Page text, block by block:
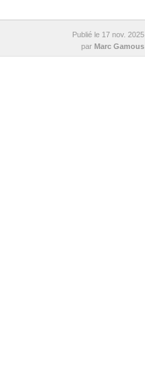
Publié le 17 nov. 2025
par Marc Gamous